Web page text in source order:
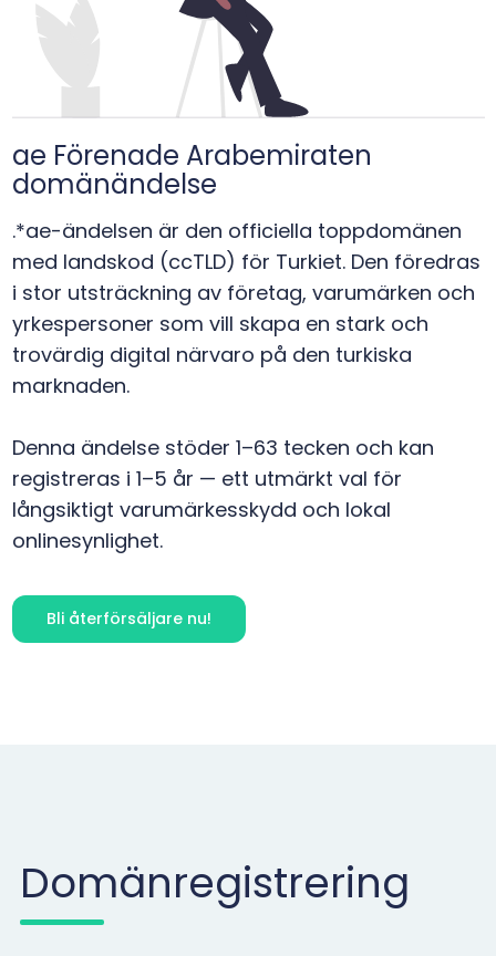
ae Förenade Arabemiraten
domänändelse
.*ae-ändelsen är den officiella toppdomänen
med landskod (ccTLD) för Turkiet. Den föredras
i stor utsträckning av företag, varumärken och
yrkespersoner som vill skapa en stark och
trovärdig digital närvaro på den turkiska
marknaden.
Denna ändelse stöder 1–63 tecken och kan
registreras i 1–5 år — ett utmärkt val för
långsiktigt varumärkesskydd och lokal
onlinesynlighet.
Bli återförsäljare nu!
Domänregistrering